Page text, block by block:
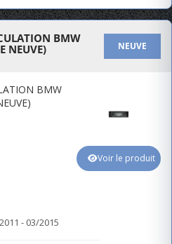
BMW
NEUVE)
NEUVE
BMW
- 03/2015
Voir le produit